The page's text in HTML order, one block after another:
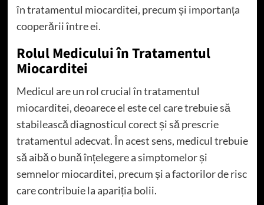
în tratamentul miocarditei, precum și importanța
cooperării între ei.
Rolul Medicului în Tratamentul
Miocarditei
Medicul are un rol crucial în tratamentul
miocarditei, deoarece el este cel care trebuie să
stabilească diagnosticul corect și să prescrie
tratamentul adecvat. În acest sens, medicul trebuie
să aibă o bună înțelegere a simptomelor și
semnelor miocarditei, precum și a factorilor de risc
care contribuie la apariția bolii.